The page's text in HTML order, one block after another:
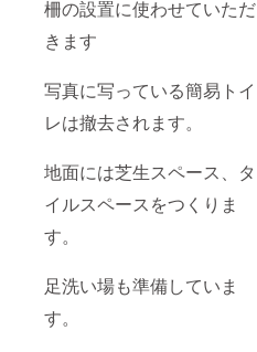
柵の設置に使わせていただ
きます
写真に写っている簡易トイ
レは撤去されます。
地面には芝生スペース、タ
イルスペースをつくりま
す。
足洗い場も準備していま
す。